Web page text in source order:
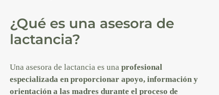
¿Qué es una asesora de
lactancia?
Una asesora de lactancia es una profesional
especializada en proporcionar apoyo, información y
orientación a las madres durante el proceso de